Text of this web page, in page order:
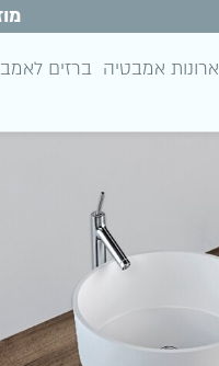
ארונות אמבטיה ברזים